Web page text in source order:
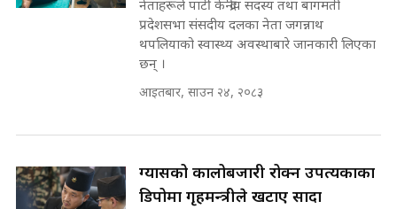
किन भइरहेछ ढिलाइ ?The Ring Road
Expansion Dilemma |
SIDHAKURA |
मन्त्री राजकुमारलाई घुस दिने विचौलीया
पूर्व मन्त्री रञ्जिता || SIDHAKURA
नोट मन्त्रीलाई घुस | SIDHAKURA |
SIDHAKURA INVESTIGATION |
नेताहरूले पार्टी केन्द्रीय सदस्य तथा बागमती
प्रदेशसभा संसदीय दलका नेता जगन्नाथ
थपलियाको स्वास्थ्य अवस्थाबारे जानकारी लिएका
छन् ।
आइतबार, साउन २४, २०८३
ग्यासको कालोबजारी रोक्न उपत्यकाका
डिपोमा गृहमन्त्रीले खटाए सादा